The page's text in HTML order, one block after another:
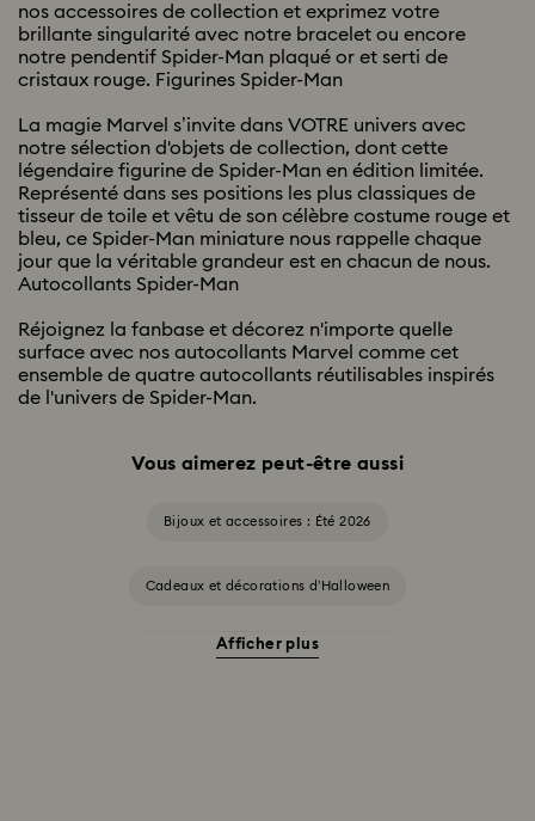
nos accessoires de collection et exprimez votre
brillante singularité avec notre bracelet ou encore
notre pendentif Spider-Man plaqué or et serti de
cristaux rouge. Figurines Spider-Man
La magie Marvel s’invite dans VOTRE univers avec
notre sélection d'objets de collection, dont cette
légendaire figurine de Spider-Man en édition limitée.
Représenté dans ses positions les plus classiques de
tisseur de toile et vêtu de son célèbre costume rouge et
bleu, ce Spider-Man miniature nous rappelle chaque
jour que la véritable grandeur est en chacun de nous.
Autocollants Spider-Man
Réjoignez la fanbase et décorez n'importe quelle
surface avec nos autocollants Marvel comme cet
ensemble de quatre autocollants réutilisables inspirés
de l'univers de Spider-Man.
Vous aimerez peut-être aussi
Bijoux et accessoires : Été 2026
Cadeaux et décorations d’Halloween
Accessoires et figurines Cheshire Cat
Afficher plus